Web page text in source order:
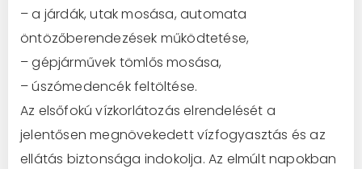
– a járdák, utak mosása, automata
öntözőberendezések működtetése,
– gépjárművek tömlős mosása,
– úszómedencék feltöltése.
Az elsőfokú vízkorlátozás elrendelését a
jelentősen megnövekedett vízfogyasztás és az
ellátás biztonsága indokolja. Az elmúlt napokban